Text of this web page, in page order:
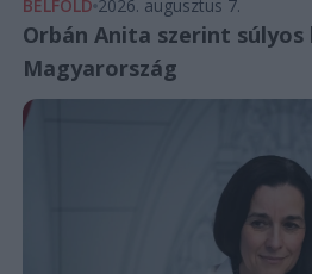
BELFÖLD 2026. augusztus 7.
Orbán Anita szerint
Magyarország